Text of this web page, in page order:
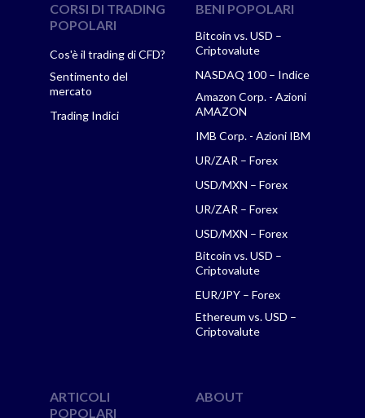
CORSI DI TRADING
POPOLARI
Cos'è il trading di CFD?
Sentimento del
mercato
Trading Indici
BENI POPOLARI
Bitcoin vs. USD –
Criptovalute
NASDAQ 100 – Indice
Amazon Corp. - Azioni
AMAZON
IMB Corp. - Azioni IBM
UR/ZAR – Forex
USD/MXN – Forex
UR/ZAR – Forex
USD/MXN – Forex
Bitcoin vs. USD –
Criptovalute
EUR/JPY – Forex
Ethereum vs. USD –
Criptovalute
ARTICOLI
POPOLARI
ABOUT